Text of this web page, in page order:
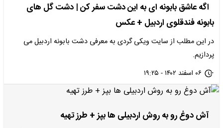
اگه عاشق بابونه ای به این دشت سفر کن | دشت گل های
بابونه فندقلوی اردبیل + عکس
در این مطلب از سایت ویکی گردی به معرفی دشت بابونه اردبیل می
پردازیم.
۰۶ اسفند ۱۴۰۲ - ۱۹:۲۵
آش دوغ رو به روش اردبیلی ها بپز + طرز تهیه